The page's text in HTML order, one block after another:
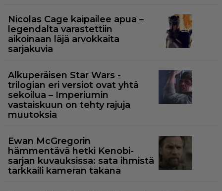
Nicolas Cage kaipailee apua –
legendalta varastettiin
aikoinaan läjä arvokkaita
sarjakuvia
Alkuperäisen Star Wars -
trilogian eri versiot ovat yhtä
sekoilua – Imperiumin
vastaiskuun on tehty rajuja
muutoksia
Ewan McGregorin
hämmentävä hetki Kenobi-
sarjan kuvauksissa: sata ihmistä
tarkkaili kameran takana